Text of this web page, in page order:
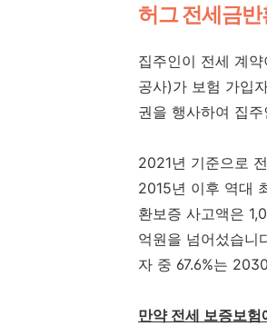
허그 전세금
집주인이 전세 계
공사)가 보험 가입
권을 행사하여 집
2021년 기준으로
2015년 이후 역대
환보증 사고액은
억원을 넘어섰습니
자 중 67.6%는
만약 전세 보증보